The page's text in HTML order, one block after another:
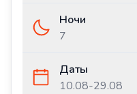
Ночи
7
Даты
10.08-29.08